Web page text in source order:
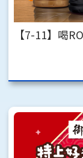
【7-11】喝